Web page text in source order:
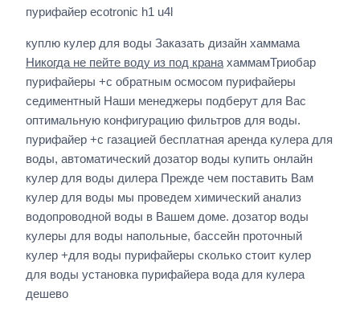
пурифайер ecotronic h1 u4l
куплю кулер для воды Заказать дизайн хаммама
Никогда не пейте воду из под крана хаммамТриобар
пурифайеры +с обратным осмосом пурифайеры
седиментный Наши менеджеры подберут для Вас
оптимальную конфигурацию фильтров для воды.
пурифайер +с газацией бесплатная аренда кулера для
воды, автоматический дозатор воды купить онлайн
кулер для воды дилера Прежде чем поставить Вам
кулер для воды мы проведем химический анализ
водопроводной воды в Вашем доме. дозатор воды
кулеры для воды напольные, бассейн проточный
кулер +для воды пурифайеры сколько стоит кулер
для воды установка пурифайера вода для кулера
дешево